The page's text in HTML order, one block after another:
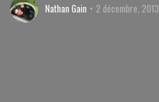
Nathan Gain 2 décembre, 2013